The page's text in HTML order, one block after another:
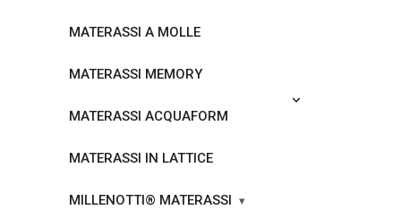
MATERASSI A MOLLE
MATERASSI MEMORY
MATERASSI ACQUAFORM
MATERASSI IN LATTICE
MILLENOTTI® MATERASSI